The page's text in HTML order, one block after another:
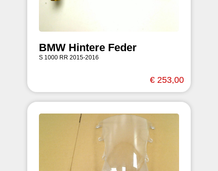
BMW Hintere Feder
S 1000 RR 2015-2016
€ 253,00